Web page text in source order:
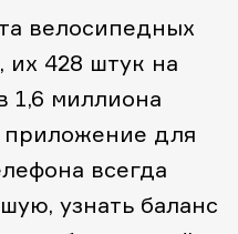
велосипедных
их 428 штук на
1,6 миллиона
приложение для
всегда
узнать баланс